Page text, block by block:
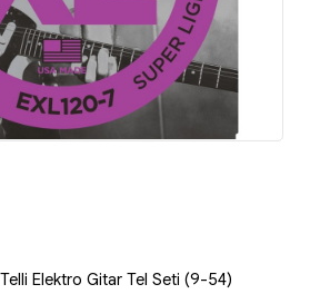
Elektro Gitar Tel Seti (9-54)